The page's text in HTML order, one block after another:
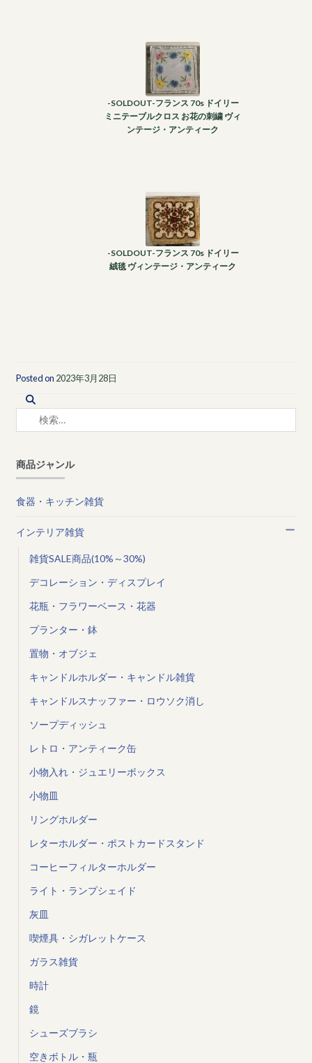
-SOLDOUT-フランス 70s ドイリー
ミニテーブルクロス お花の刺繍 ヴィ
ンテージ・アンティーク
-SOLDOUT-フランス 70s ドイリー
絨毯 ヴィンテージ・アンティーク
Posted on 2023年3月28日
索:
商品ジャンル
食器・キッチン雑貨
インテリア雑貨
雑貨SALE商品(10%～30%)
デコレーション・ディスプレイ
花瓶・フラワーベース・花器
プランター・鉢
置物・オブジェ
キャンドルホルダー・キャンドル雑貨
キャンドルスナッファー・ロウソク消し
ソープディッシュ
レトロ・アンティーク缶
小物入れ・ジュエリーボックス
小物皿
リングホルダー
レターホルダー・ポストカードスタンド
コーヒーフィルターホルダー
ライト・ランプシェイド
灰皿
喫煙具・シガレットケース
ガラス雑貨
時計
鏡
シューズブラシ
空きボトル・瓶